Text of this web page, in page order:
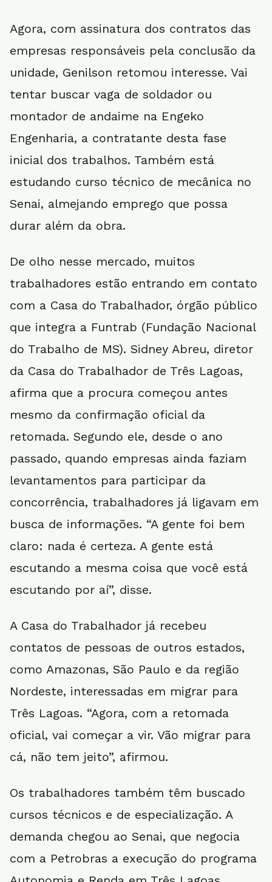
Agora, com assinatura dos contratos das
empresas responsáveis pela conclusão da
unidade, Genilson retomou interesse. Vai
tentar buscar vaga de soldador ou
montador de andaime na Engeko
Engenharia, a contratante desta fase
inicial dos trabalhos. Também está
estudando curso técnico de mecânica no
Senai, almejando emprego que possa
durar além da obra.
De olho nesse mercado, muitos
trabalhadores estão entrando em contato
com a Casa do Trabalhador, órgão público
que integra a Funtrab (Fundação Nacional
do Trabalho de MS). Sidney Abreu, diretor
da Casa do Trabalhador de Três Lagoas,
afirma que a procura começou antes
mesmo da confirmação oficial da
retomada. Segundo ele, desde o ano
passado, quando empresas ainda faziam
levantamentos para participar da
concorrência, trabalhadores já ligavam em
busca de informações. “A gente foi bem
claro: nada é certeza. A gente está
escutando a mesma coisa que você está
escutando por aí”, disse.
A Casa do Trabalhador já recebeu
contatos de pessoas de outros estados,
como Amazonas, São Paulo e da região
Nordeste, interessadas em migrar para
Três Lagoas. “Agora, com a retomada
oficial, vai começar a vir. Vão migrar para
cá, não tem jeito”, afirmou.
Os trabalhadores também têm buscado
cursos técnicos e de especialização. A
demanda chegou ao Senai, que negocia
com a Petrobras a execução do programa